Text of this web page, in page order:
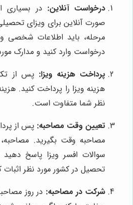
درخواست آنلاین: در بسیاری
صورت آنلاین برای ویزای
مرحله، باید اطلاعات شخصی
درخواست وارد کنید و مدارک مورد
پرداخت هزینه ویزا: پس از
هزینه ویزا را پرداخت کنید.
نظر شما متفاوت است.
تعیین وقت مصاحبه: پس از
مصاحبه وقت بگیرید.
سوالات افسر ویزا پاسخ
تحصیل در کشور مورد نظر اثبات
شرکت در مصاحبه: در روز